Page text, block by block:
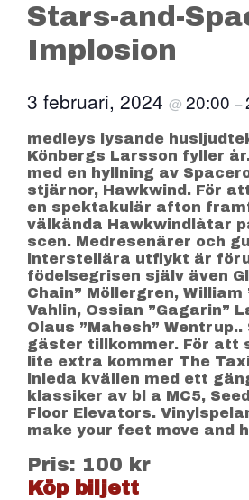
Stars-and-
Implosion
3 februari, 2024 @ 20:00 –
medleys lysande
Könbergs Larsson fyller
med en hyllning av
stjärnor, Hawkwind. För
en spektakulär afton
välkända Hawkwindlåtar
scen. Medresenärer och
interstellära utflykt är
födelsegrisen själv även
Chain” Möllergren, William
Vahlin, Ossian ”Gagarin”
Olaus ”Mahesh” Wentrup..
gäster tillkommer. För att
lite extra kommer The
inleda kvällen med ett
klassiker av bl a MC5,
Floor Elevators.
make your feet move and
Pris: 100 kr
Köp biljett